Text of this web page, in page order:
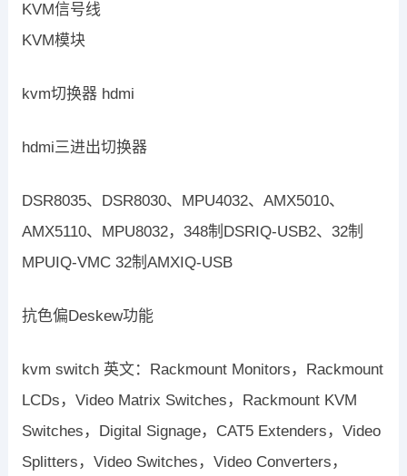
KVM信号线
KVM模块
kvm切换器 hdmi
hdmi三进出切换器
DSR8035、DSR8030、MPU4032、AMX5010、
AMX5110、MPU8032，348制DSRIQ-USB2、32制
MPUIQ-VMC 32制AMXIQ-USB
抗色偏Deskew功能
kvm switch 英文：Rackmount Monitors，Rackmount
LCDs，Video Matrix Switches，Rackmount KVM
Switches，Digital Signage，CAT5 Extenders，Video
Splitters，Video Switches，Video Converters，